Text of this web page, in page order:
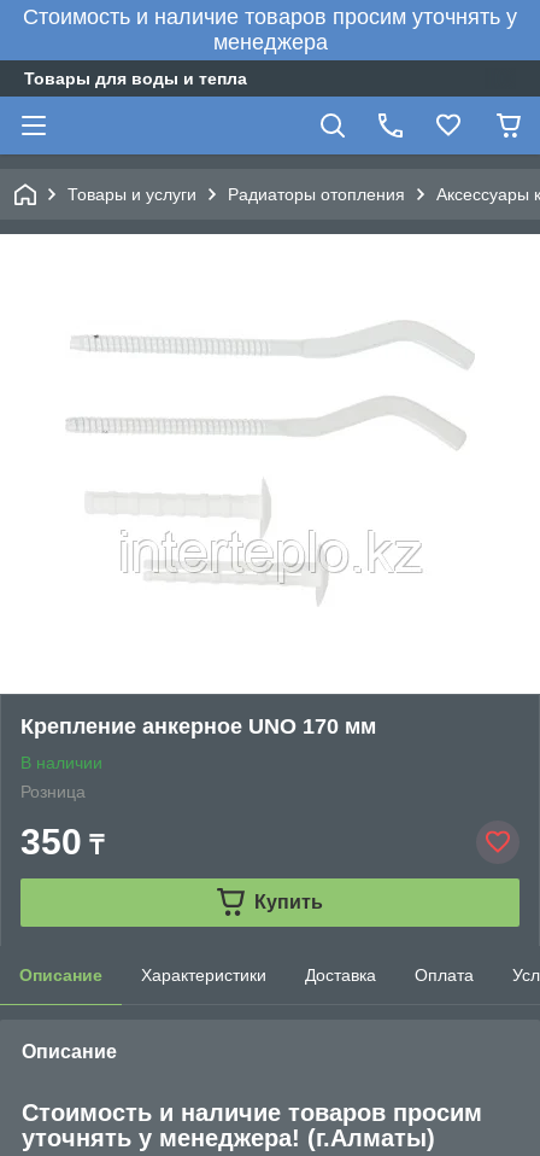
Стоимость и наличие товаров просим уточнять у
менеджера
Товары для воды и тепла
Товары и услуги Радиаторы отопления Аксессуары
Крепление анкерное UNO 170 мм
В наличии
Розница
350 ₸
Купить
Описание Характеристики Доставка Оплата
Описание
Стоимость и наличие товаров просим
уточнять у менеджера! (г.Алматы)